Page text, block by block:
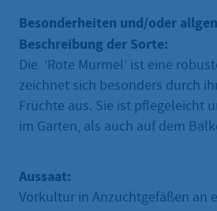
Besonderheiten und/oder
Beschreibung der Sorte:
Die ‘Rote Murmel’ ist eine
zeichnet sich besonders durch
Früchte aus. Sie ist pflegeleicht
im Garten, als auch auf dem
Aussaat:
Vorkultur in Anzuchtgefäßen an